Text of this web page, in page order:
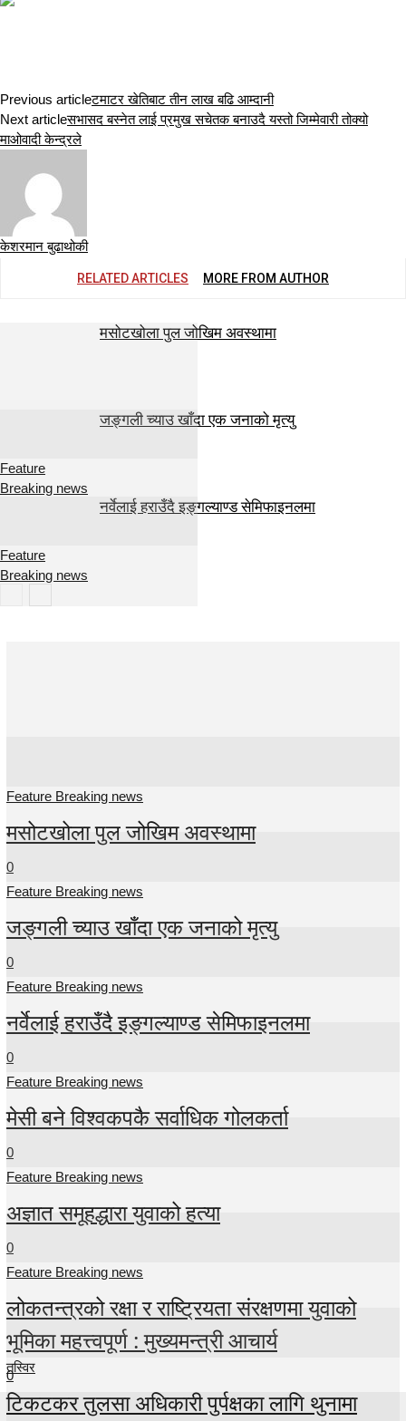
Previous articleटमाटर खेतिबाट तीन लाख बढि आम्दानी
Next articleसभासद बस्नेत लाई प्रमुख सचेतक बनाउदै यस्तो जिम्मेवारी तोक्यो
माओवादी केन्द्रले
केशरमान बुढाथोकी
RELATED ARTICLES MORE FROM AUTHOR
Feature
Breaking news
मसोटखोला पुल जोखिम अवस्थामा
Feature
Breaking news
जङ्गली च्याउ खाँदा एक जनाको मृत्यु
नर्वेलाई हराउँदै इङ्गल्याण्ड सेमिफाइनलमा
Feature Breaking news
मसोटखोला पुल जोखिम अवस्थामा
0
Feature Breaking news
जङ्गली च्याउ खाँदा एक जनाको मृत्यु
0
Feature Breaking news
नर्वेलाई हराउँदै इङ्गल्याण्ड सेमिफाइनलमा
0
Feature Breaking news
मेसी बने विश्वकपकै सर्वाधिक गोलकर्ता
0
Feature Breaking news
अज्ञात समूहद्धारा युवाको हत्या
0
Feature Breaking news
लोकतन्त्रको रक्षा र राष्ट्रियता संरक्षणमा युवाको
भूमिका महत्त्वपूर्ण : मुख्यमन्त्री आचार्य
0
तस्विर
टिकटकर तुलसा अधिकारी पुर्पक्षका लागि थुनामा